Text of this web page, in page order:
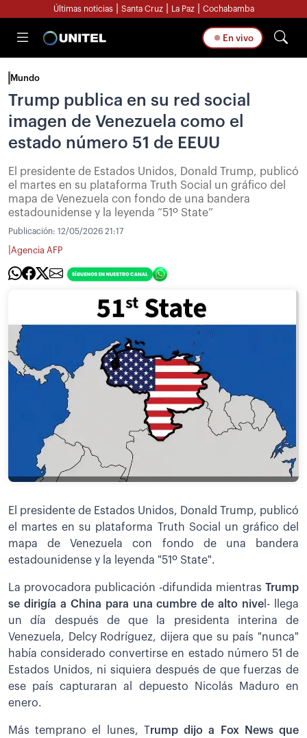
Últimas noticias Santa Cruz La Paz Cochabamba
En vivo
Mundo
Trump publica en su red social
imagen de Venezuela como el
estado número 51 de EEUU
El presidente de Estados Unidos, Donald Trump, publicó
el martes en su plataforma Truth Social un gráfico del
mapa de Venezuela con fondo de una bandera
estadounidense y la leyenda “51º State”
Publicación: 12/05/2026 21:17
Agencia AFP
El presidente de Estados Unidos, Donald Trump, publicó
el martes en su plataforma Truth Social un gráfico del
mapa de Venezuela con fondo de una bandera
estadounidense y la leyenda "51º State".
La provocadora publicación -difundida mientras Trump
se dirigía a China para una cumbre de alto nive l- llega
un día después de que la presidenta interina de
Venezuela, Delcy Rodríguez, dijera que su país "nunca"
había considerado convertirse en estado número 51 de
Estados Unidos, ni siquiera después de que fuerzas de
ese país capturaran al depuesto Nicolás Maduro en
enero.
Más temprano el lunes, Trump dijo a Fox News que